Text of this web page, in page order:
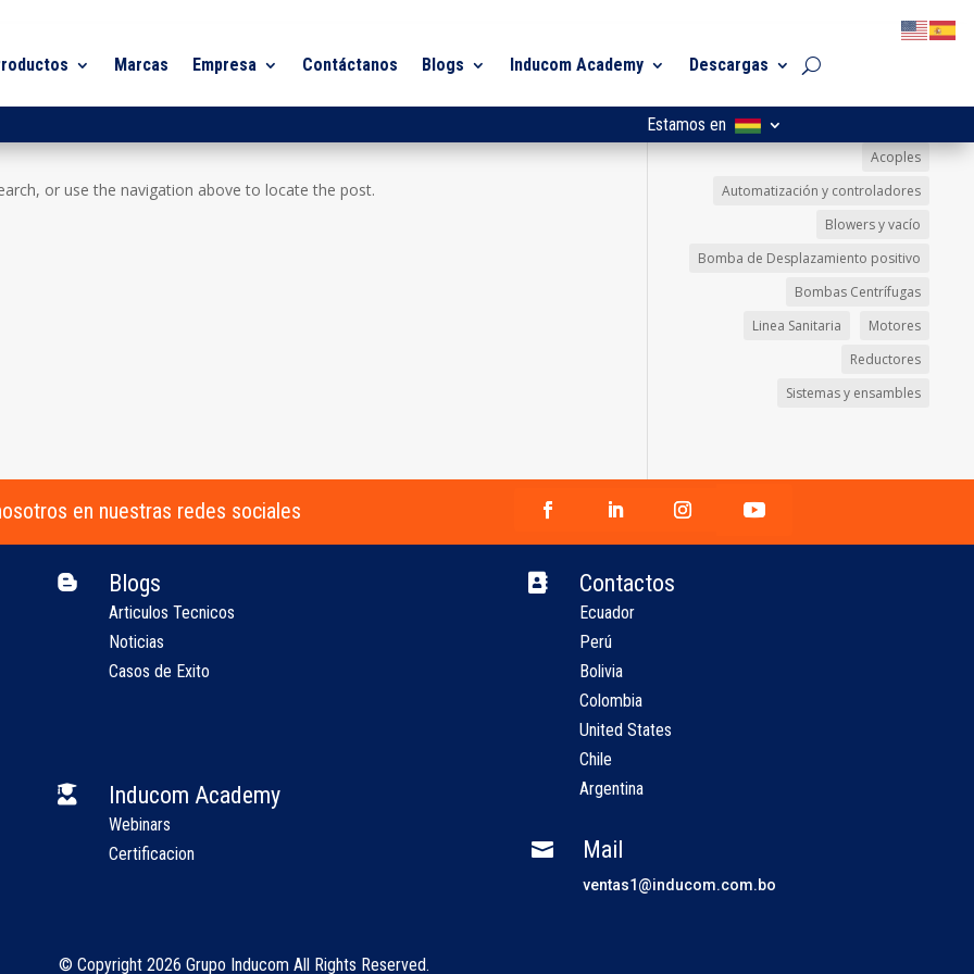
Marcas Empresa Contáctanos Blogs Inducom Academy Descargas
Estamos en
or use the navigation above to locate the post.
Acoples
Automatización y controladores
Blowers y vacío
Bomba de Desplazamiento positivo
Bombas Centrífugas
Linea Sanitaria
Motores
Reductores
Sistemas y ensambles
en nuestras redes sociales
 Blogs
Articulos Tecnicos
Noticias
Casos de Exito
 Inducom Academy
Webinars
Certificacion
 Contactos
Ecuador
Perú
Bolivia
Colombia
United States
Chile
Argentina
 Mail
ventas1@inducom.com.bo
© Copyright 2026 Grupo Inducom All Rights Reserved.